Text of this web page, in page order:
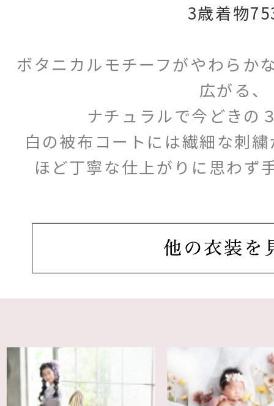
3歳着物
ボタニカルモチーフがやわらか
広がる、
ナチュラルで今どきの
白の被布コートには繊細な刺
ほど丁寧な仕上がりに思わず